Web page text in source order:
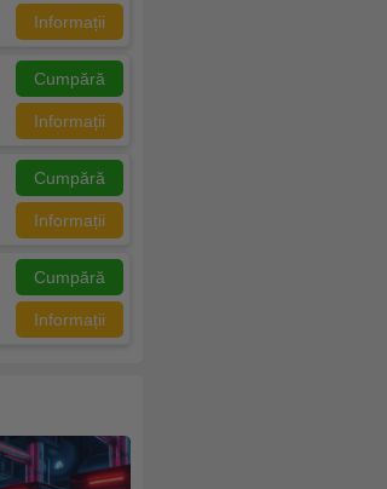
Informații
Cumpără
Informații
Cumpără
Informații
Cumpără
Informații